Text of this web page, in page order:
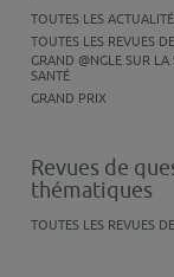
TOUTES LES
TOUTES LES REVUES
GRAND @NGLE SUR LA
SANTÉ
GRAND PRIX
Revues de
thématiques
TOUTES LES REVUES